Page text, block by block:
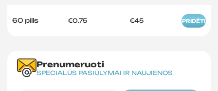
60 pills €0.75 €45 PRIDĖTI
Prenumeruoti
SPECIALŪS PASIŪLYMAI IR NAUJIENOS